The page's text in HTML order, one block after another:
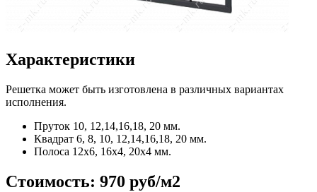
Характеристики
Решетка может быть изготовлена в различных вариантах
исполнения.
Пруток 10, 12,14,16,18, 20 мм.
Квадрат 6, 8, 10, 12,14,16,18, 20 мм.
Полоса 12x6, 16x4, 20x4 мм.
Стоимость: 970 руб/м2